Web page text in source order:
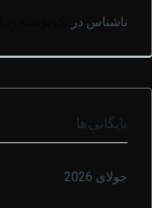
ناشناس در
بایگانی‌ها
جولای 2026